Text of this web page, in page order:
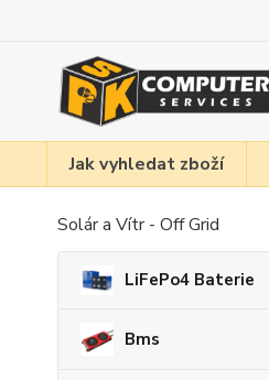
Jak vyhledat zboží
Solár a Vítr - Off Grid
LiFePo4 Baterie
Bms